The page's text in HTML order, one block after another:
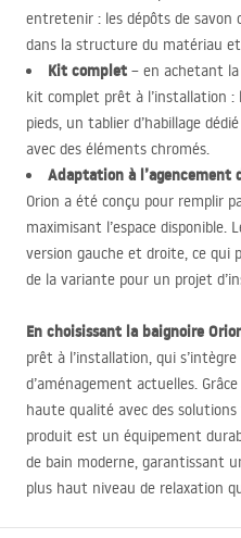
entretenir : les dépôts de savon
dans la structure du matériau
Kit complet – en achetant la
kit complet prêt à l’installation :
pieds, un tablier d’habillage
avec des éléments chromés.
Adaptation à l’agencement
Orion a été conçu pour remplir
maximisant l’espace disponible.
version gauche et droite, ce qui
de la variante pour un projet
En choisissant la baignoire
prêt à l’installation, qui
d’aménagement actuelles.
haute qualité avec des
produit est un équipement
de bain moderne, garantissant
plus haut niveau de relaxation